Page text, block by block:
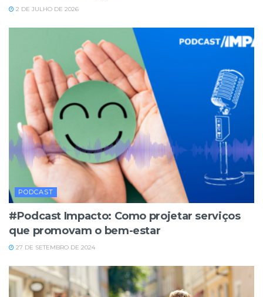
2 DE JULHO DE 2026
PODCAST
#Podcast Impacto: Como projetar serviços
que promovam o bem-estar
27 DE SETEMBRO DE 2024